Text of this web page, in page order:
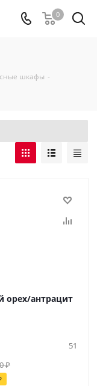
0
шкафы -
орех/антрацит
51
₽